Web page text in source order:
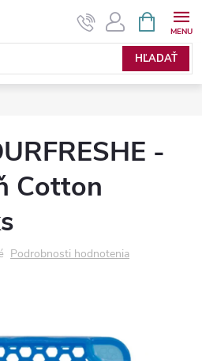
HĽADAŤ
KOŠÍK
-
Cotton
Podrobnosti hodnotenia